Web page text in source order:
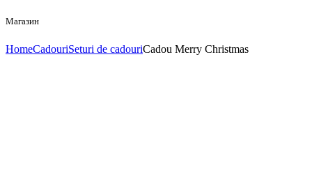
Магазин
HomeCadouriSeturi de cadouriCadou Merry Christmas